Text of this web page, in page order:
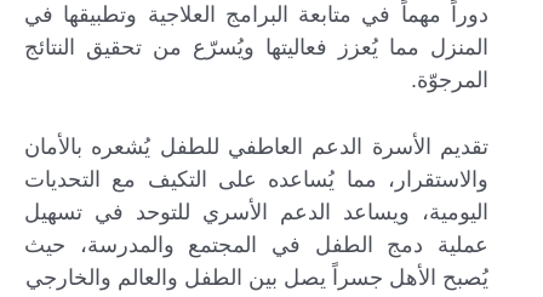
دوراً مهماً في متابعة البرامج العلاجية وتطبيقها في
المنزل مما يُعزز فعاليتها ويُسرّع من تحقيق النتائج
المرجوّة.
تقديم الأسرة الدعم العاطفي للطفل يُشعره بالأمان
والاستقرار، مما يُساعده على التكيف مع التحديات
اليومية، ويساعد الدعم الأسري للتوحد في تسهيل
عملية دمج الطفل في المجتمع والمدرسة، حيث
يُصبح الأهل جسراً يصل بين الطفل والعالم والخارجي